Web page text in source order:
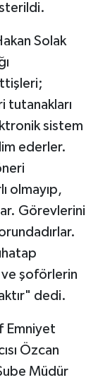
Solak
tutanakları
sistem
ederler.
olmayıp,
Görevlerini
ve şoförlerin
dedi.
Emniyet
Özcan
Müdür